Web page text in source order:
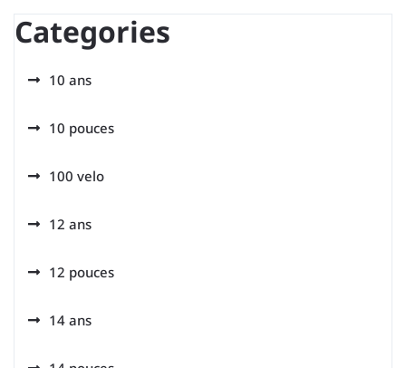
Categories
10 ans
10 pouces
100 velo
12 ans
12 pouces
14 ans